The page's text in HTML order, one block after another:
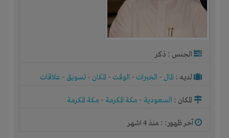
الجنس : ذكر
لديـه : المال - الخبرات - الوقت - المكان - تسويق - علاقات
المكان : السعودية - مكة المكرمة - مكة المكرمة
آخر ظهور: : منذ 4 اشهر